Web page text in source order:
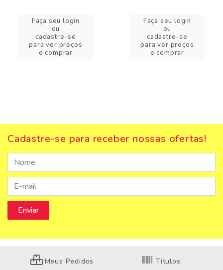
Faça seu login
ou
cadastre-se
para ver preços
e comprar
Faça seu login
ou
cadastre-se
para ver preços
e comprar
Cadastre-se para receber nossas ofertas!
Meus Pedidos Títulos